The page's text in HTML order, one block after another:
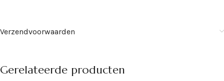
Verzendvoorwaarden
Gerelateerde producten